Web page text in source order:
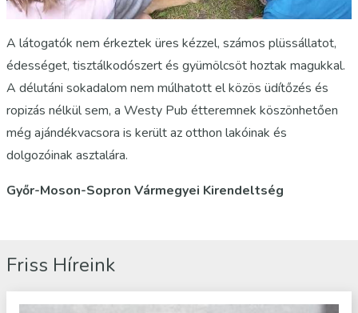
A látogatók nem érkeztek üres kézzel, számos plüssállatot,
édességet, tisztálkodószert és gyümölcsöt hoztak magukkal.
A délutáni sokadalom nem múlhatott el közös üdítőzés és
ropizás nélkül sem, a Westy Pub étteremnek köszönhetően
még ajándékvacsora is került az otthon lakóinak és
dolgozóinak asztalára.
Győr-Moson-Sopron Vármegyei Kirendeltség
Friss Híreink